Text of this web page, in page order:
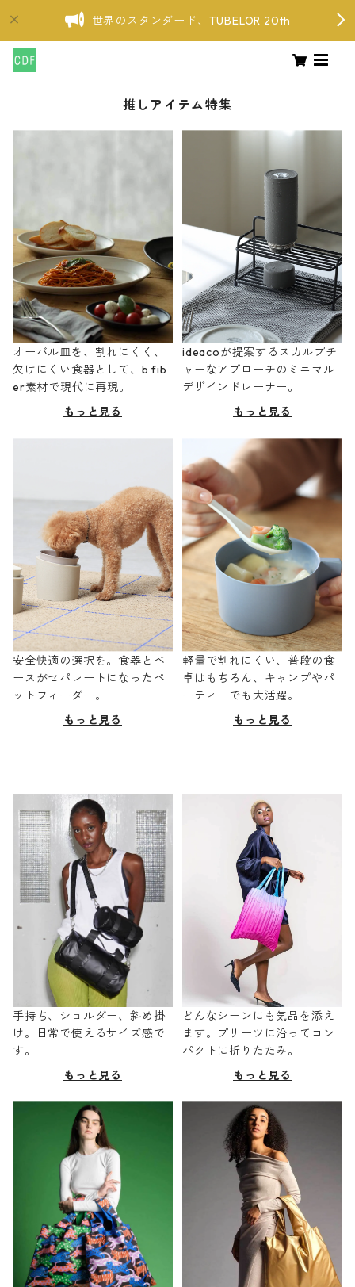
世界のスタンダード、TUBELOR 20th
推しアイテム特集
オーバル皿を、割れにくく、
欠けにくい食器として、b fib
er素材で現代に再現。
もっと見る
ideacoが提案するスカルプチ
ャーなアプローチのミニマル
デザインドレーナー。
もっと見る
安全快適の選択を。食器とベ
ースがセパレートになったペ
ットフィーダー。
もっと見る
軽量で割れにくい、普段の食
卓はもちろん、キャンプやパ
ーティーでも大活躍。
もっと見る
手持ち、ショルダー、斜め掛
け。日常で使えるサイズ感で
す。
もっと見る
どんなシーンにも気品を添え
ます。プリーツに沿ってコン
パクトに折りたたみ。
もっと見る